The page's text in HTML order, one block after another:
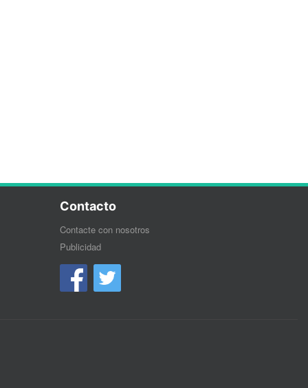
Contacto
Contacte con nosotros
Publicidad